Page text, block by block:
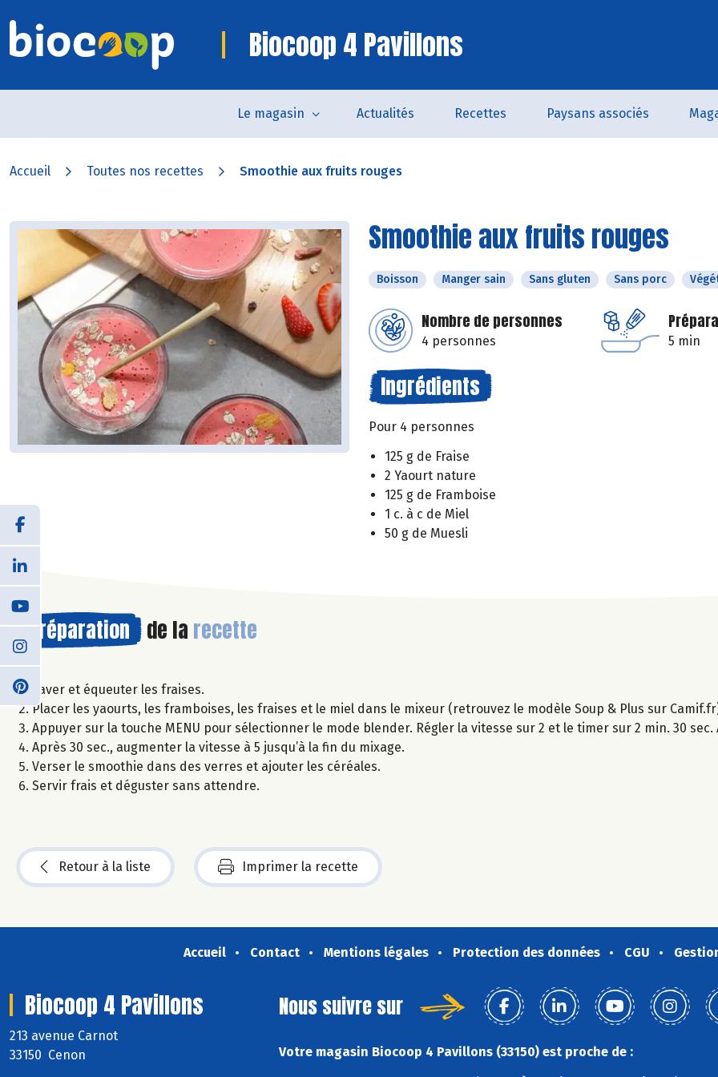
Biocoop 4 Pavillons
Le magasin Actualités Recettes Paysans associés
Accueil Toutes nos recettes Smoothie aux fruits rouges
Smoothie aux fruits rouges
Boisson Manger sain Sans gluten Sans porc
Nombre de personnes
4 personnes 5 min
Ingrédients
Pour 4 personnes
125 g de Fraise
2 Yaourt nature
125 g de Framboise
1 c. à c de Miel
50 g de Muesli
Préparation de la recette
Laver et équeuter les fraises.
Placer les yaourts, les framboises, les fraises et le miel dans le mixeur (retrouvez le modèle Soup & Plus sur
Appuyer sur la touche MENU pour sélectionner le mode blender. Régler la vitesse sur 2 et le timer sur 2 min. 30 sec.
Après 30 sec., augmenter la vitesse à 5 jusqu’à la fin du mixage.
Verser le smoothie dans des verres et ajouter les céréales.
Servir frais et déguster sans attendre.
Retour à la liste Imprimer la recette
Accueil Contact Mentions légales Protection des données CGU
Biocoop 4 Pavillons
213 avenue Carnot
33150 Cenon
Nous suivre sur
Votre magasin Biocoop 4 Pavillons (33150) est proche de :